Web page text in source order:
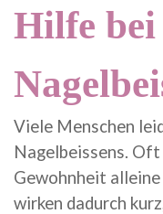
Hilfe bei
Viele Menschen
Nagelbeissens.
Gewohnheit alleine
wirken dadurch